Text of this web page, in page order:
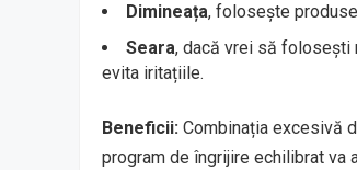
Dimineața, folosește
Seara, dacă vrei să folosești
evita iritațiile.
Beneficii: Combinația excesivă
program de îngrijire echilibrat va